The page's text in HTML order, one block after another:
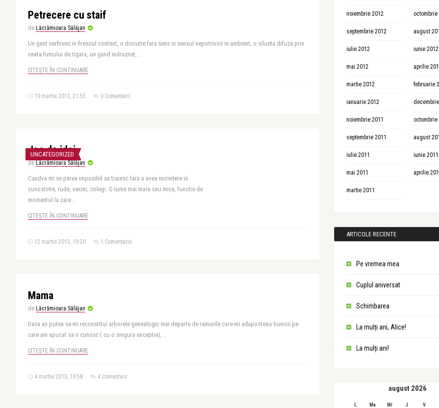
Petrecere cu staif
de Lăcrămioara Sălăjan
Un gest nerfiresc in firescul context, o discutie fara sens in sensul nepotrivirii in ambient, o silueta difuza prin
ceata fumului de tigara, un gand indraznet, ..
CITEȘTE ÎN CONTINUARE
19 martie 2013, 21:55 0 Comentarii
UNCATEGORIZED
Joc de idei
de Lăcrămioara Sălăjan
Candva mi se parea imposibil sa traiesc fara a avea incredere in
cunostinte, rude, vecini, colegi. O lume mai mare sau mica, functie de
momentul la care ..
CITEȘTE ÎN CONTINUARE
12 martie 2013, 19:20 1 Comentariu
Mama
de Lăcrămioara Sălăjan
Daca as putea sa-mi reconstitui arborele genealogic mai departe de ramurile care-mi adaposteau bunicii pe
care am apucat sa ii cunosc ( cu o singura exceptie), ..
CITEȘTE ÎN CONTINUARE
4 martie 2013, 19:58 4 Comentarii
noiembrie 2012 octombrie
septembrie 2012 august
iulie 2012 iunie 2012
mai 2012 aprilie
martie 2012 februarie
ianuarie 2012
noiembrie 2011 octombrie
septembrie 2011 august
iulie 2011 iunie 2011
mai 2011 aprilie
martie 2011
ARTICOLE RECENTE
Pe vremea mea
Cuplul aniversat
Schimbarea
La mulți ani, Alice!
La mulți ani!
august 2026
L Ma Mi J V